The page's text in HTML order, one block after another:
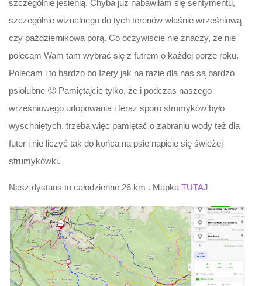
szczególnie jesienią. Chyba już nabawiłam się sentymentu,
szczególnie wizualnego do tych terenów właśnie wrześniową
czy październikowa porą. Co oczywiście nie znaczy, że nie
polecam Wam tam wybrać się z futrem o każdej porze roku.
Polecam i to bardzo bo Izery jak na razie dla nas są bardzo
psiolubne 🙂 Pamiętajcie tylko, że i podczas naszego
wrześniowego urlopowania i teraz sporo strumyków było
wyschniętych, trzeba więc pamiętać o zabraniu wody też dla
futer i nie liczyć tak do końca na psie napicie się świeżej
strumykówki.
Nasz dystans to całodzienne 26 km . Mapka TUTAJ